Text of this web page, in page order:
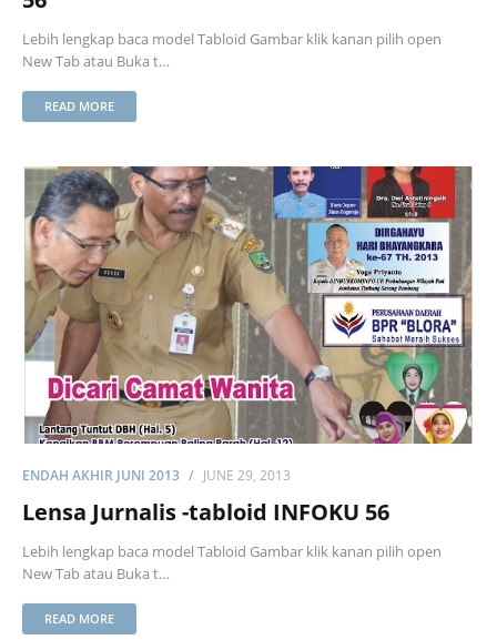
Lebih lengkap baca model Tabloid Gambar klik kanan pilih open
New Tab atau Buka t…
READ MORE
ENDAH AKHIR JUNI 2013 JUNE 29, 2013
Lensa Jurnalis -tabloid INFOKU 56
Lebih lengkap baca model Tabloid Gambar klik kanan pilih open
New Tab atau Buka t…
READ MORE